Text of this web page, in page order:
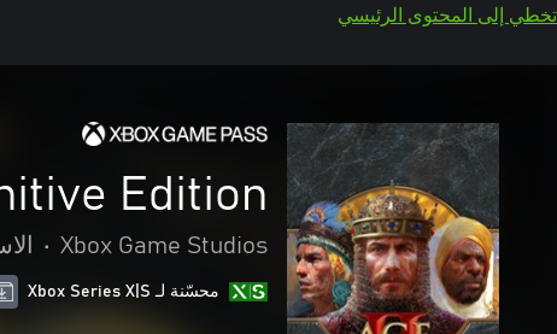
تخطي إلى المحتوى الرئيسي
Edition
Xbox Game Studios
•
محسّنة لـ Xbox Series X|S